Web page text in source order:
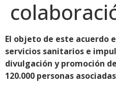
El objeto de este acuerdo
servicios sanitarios e
divulgación y promoción
120.000 personas